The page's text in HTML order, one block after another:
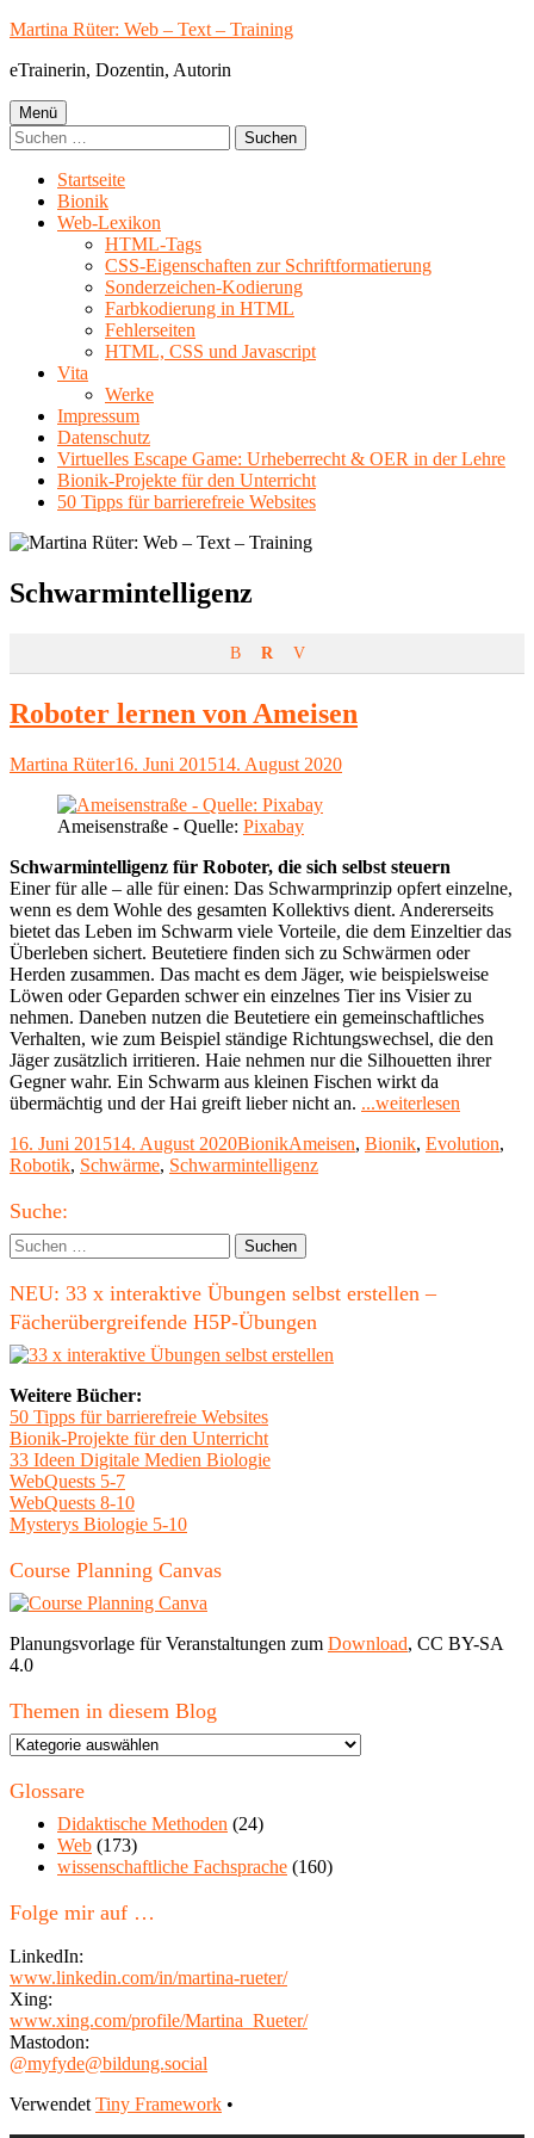
Springe
Inhalt
Martina Rüter: Web – Text – Training
eTrainerin, Dozentin, Autorin
Primäres
Menü
Menü
Suchen
nach:
Startseite
Bionik
Web-Lexikon
HTML-Tags
CSS-Eigenschaften zur Schriftformatierung
Sonderzeichen-Kodierung
Farbkodierung in HTML
Fehlerseiten
HTML, CSS und Javascript
Vita
Werke
Impressum
Datenschutz
Virtuelles Escape Game: Urheberrecht & OER in der Lehre
Bionik-Projekte für den Unterricht
50 Tipps für barrierefreie Websites
Schlagwort:
Schwarmintelligenz
B R V
Roboter lernen von Ameisen
Autor
Martina RüterVeröffentlicht
16. Juni 201514. August 2020
Ameisenstraße - Quelle: Pixabay
Schwarmintelligenz für Roboter, die sich selbst steuern
Einer für alle – alle für einen: Das Schwarmprinzip opfert einzelne,
wenn es dem Wohle des gesamten Kollektivs dient. Andererseits
bietet das Leben im Schwarm viele Vorteile, die dem Einzeltier das
Überleben sichert. Beutetiere finden sich zu Schwärmen oder
Herden zusammen. Das macht es dem Jäger, wie beispielsweise
Löwen oder Geparden schwer ein einzelnes Tier ins Visier zu
nehmen. Daneben nutzen die Beutetiere ein gemeinschaftliches
Verhalten, wie zum Beispiel ständige Richtungswechsel, die den
Jäger zusätzlich irritieren. Haie nehmen nur die Silhouetten ihrer
Gegner wahr. Ein Schwarm aus kleinen Fischen wirkt da
übermächtig und der Hai greift lieber nicht an. ...weiterlesen
von
Veröffentlicht
am
16. Juni 201514. August 2020Kategorien
BionikSchlagwörter
Ameisen, Bionik, Evolution,
Robotik, Schwärme, Schwarmintelligenz
Haupt-
Seitenleiste
Suche:
Suchen
nach:
NEU: 33 x interaktive Übungen selbst erstellen –
Fächerübergreifende H5P-Übungen
Weitere Bücher:
50 Tipps für barrierefreie Websites
Bionik-Projekte für den Unterricht
33 Ideen Digitale Medien Biologie
WebQuests 5-7
WebQuests 8-10
Mysterys Biologie 5-10
Course Planning Canvas
Planungsvorlage für Veranstaltungen zum Download, CC BY-SA
4.0
Themen in diesem Blog
Themen
diesem
Glossare
Didaktische Methoden (24)
Web (173)
wissenschaftliche Fachsprache (160)
Folge mir auf …
LinkedIn:
www.linkedin.com/in/martina-rueter/
Xing:
www.xing.com/profile/Martina_Rueter/
Mastodon:
@myfyde@bildung.social
Footer
Verwendet Tiny Framework •